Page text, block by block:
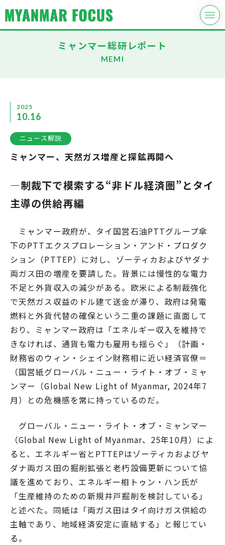
ミャンマー総研レポート
MEMI
2025
10.16
ニュース解説
ミャンマー、天然ガス増産と探鉱再開へ
―制裁下で模索する“非ドル経済圏”とタイ
主導の供給再編
ミャンマー政府が、タイ国営石油PTTグループ傘
下のPTTエクスプロレーション・アンド・プロダク
ション（PTTEP）に対し、ゾーティカおよびヤダナ
両ガス田の増産を要請した。背景には慢性的な電力
不足と外貨収入の減少がある。欧米による制裁強化
で天然ガス収益のドル建て送金が滞り、政府は発電
燃料と外貨代替の確保という二重の課題に直面して
おり、ミャンマー政府は「エネルギー収入を維持で
きなければ、通貨も電力も雇用も揺らぐ」（計画・
財務省のウィン・シェイン財務相に近い経済官僚＝
（国営紙グローバル・ニュー・ライト・オブ・ミャ
ンマー（Global New Light of Myanmar, 2024年7
月）との危機感を常に持っているのだ。
グローバル・ニュー・ライト・オブ・ミャンマー
（Global New Light of Myanmar、25年10月）によ
ると、エネルギー省とPTTEPはゾーティカおよびヤ
ダナ両ガス田の掘削拡張と老朽設備更新について協
議を進めており、エネルギー相トゥン・ハン氏が
「生産維持のための新規井戸掘削を検討している」
と述べた。同紙は「両ガス田はタイ向けガス供給の
主軸であり、地域経済安定に直結する」と報じてい
る。